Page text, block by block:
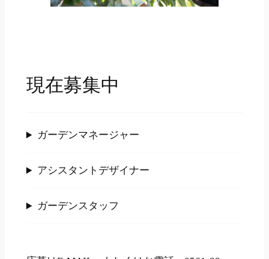
現在募集中
ガーデンマネージャー
アシスタントデザイナー
ガーデンスタッフ